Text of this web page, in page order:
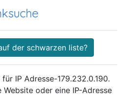
der schwarzen liste?
IP Adresse-179.232.0.190.
oder eine IP-Adresse